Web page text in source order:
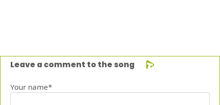
Leave a comment to the song
Your name*